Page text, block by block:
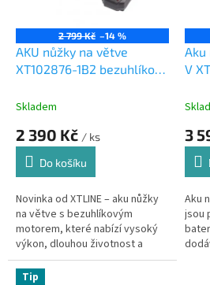
2 799 Kč –14 %
AKU nůžky na větve
XT102876-1B2 bezuhlíkové
2.0Ah+nabíječka 2,4A
Skladem
2 390 Kč / ks
Do košíku
Novinka od XTLINE – aku nůžky
na větve s bezuhlíkovým
motorem, které nabízí vysoký
výkon, dlouhou životnost a
minimální údržbu. Tyto nůžky
jsou ideální pro stříhání větví o...
Aku
V
3
Aku
jsou
Tip